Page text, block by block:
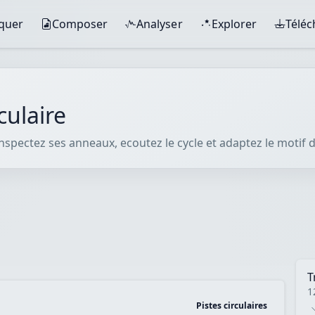
Composer Analyser Explorer
ses anneaux, ecoutez le cycle et adaptez le motif
Pistes circulaires